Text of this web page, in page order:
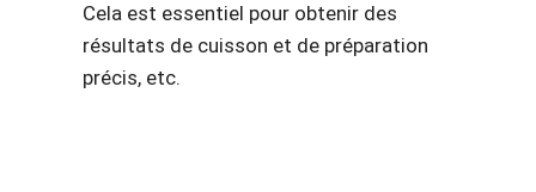
Cela est essentiel pour obtenir des
résultats de cuisson et de préparation
précis, etc.